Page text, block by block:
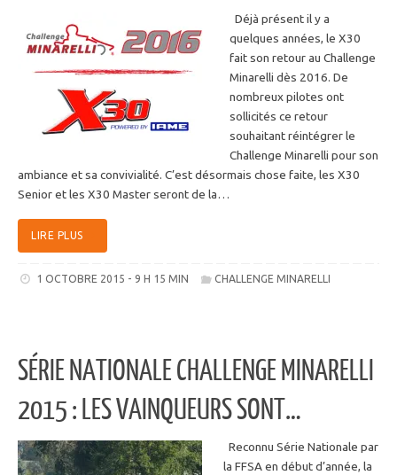
Déjà présent il y a
quelques années, le X30
fait son retour au Challenge
Minarelli dès 2016. De
nombreux pilotes ont
sollicités ce retour
souhaitant réintégrer le
Challenge Minarelli pour son
ambiance et sa convivialité. C’est désormais chose faite, les X30
Senior et les X30 Master seront de la…
LIRE PLUS
1 OCTOBRE 2015 - 9 H 15 MIN CHALLENGE MINARELLI
SÉRIE NATIONALE CHALLENGE MINARELLI
2015 : LES VAINQUEURS SONT…
Reconnu Série Nationale par
la FFSA en début d’année, la